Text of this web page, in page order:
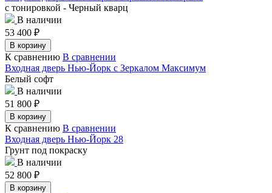
с тонировкой - Черный кварц
В наличии
53 400 ₽
В корзину
К сравнению В сравнении
Входная дверь Нью-Йорк с Зеркалом Максимум
Белый софт
В наличии
51 800 ₽
В корзину
К сравнению В сравнении
Входная дверь Нью-Йорк 28
Грунт под покраску
В наличии
52 800 ₽
В корзину